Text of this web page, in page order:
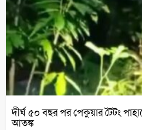
দীর্ঘ ৫০ বছর পর পেকুয়ার টৈটং
আতঙ্ক